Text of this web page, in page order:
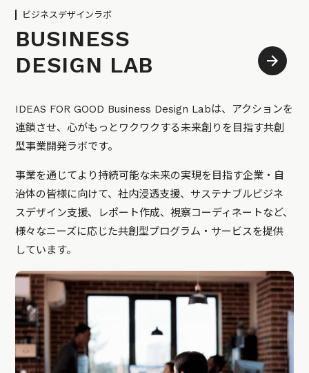
ビジネスデザインラボ
BUSINESS
DESIGN LAB
IDEAS FOR GOOD Business Design Labは、アクションを
連鎖させ、心がもっとワクワクする未来創りを目指す共創
型事業開発ラボです。
事業を通じてより持続可能な未来の実現を目指す企業・自
治体の皆様に向けて、社内浸透支援、サステナブルビジネ
スデザイン支援、レポート作成、視察コーディネートなど、
様々なニーズに応じた共創型プログラム・サービスを提供
しています。